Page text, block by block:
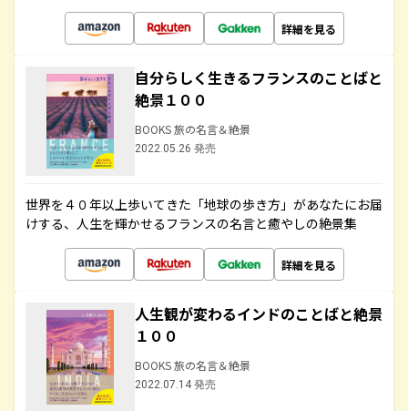
詳細を見る
自分らしく生きるフランスのことばと
絶景１００
BOOKS 旅の名言＆絶景
2022.05.26 発売
世界を４０年以上歩いてきた「地球の歩き方」があなたにお届
けする、人生を輝かせるフランスの名言と癒やしの絶景集
詳細を見る
人生観が変わるインドのことばと絶景
１００
BOOKS 旅の名言＆絶景
2022.07.14 発売